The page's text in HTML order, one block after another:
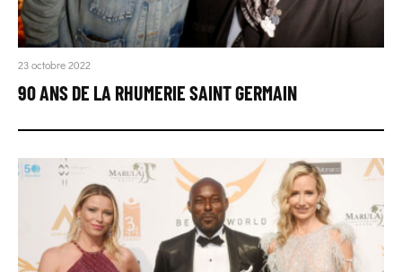
23 octobre 2022
90 ANS DE LA RHUMERIE SAINT GERMAIN